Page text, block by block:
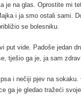
je na glas. Oprostite mi
i ja smo ostali sami.
se bolesniku.
put vide. Padoše jedan
tješio ga je, ja sam
i nečiji pjev na
ga je gledao tražeći